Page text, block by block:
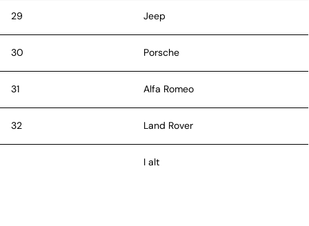
29 Jeep
30 Porsche
31 Alfa Romeo
32 Land Rover
I alt